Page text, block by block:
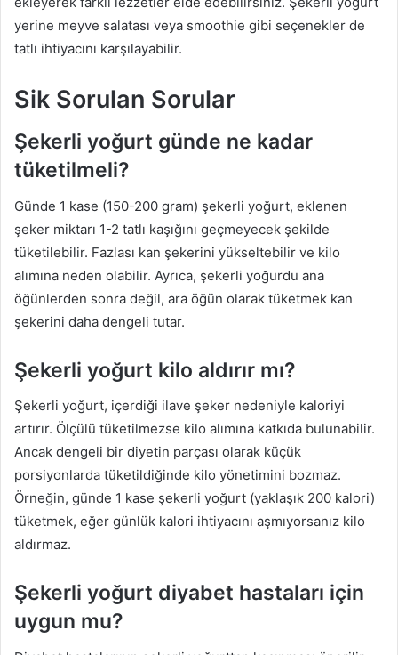
yerine meyve salatası veya smoothie gibi seçenekler de
tatlı ihtiyacını karşılayabilir.
Sik Sorulan Sorular
Şekerli yoğurt günde ne kadar
tüketilmeli?
Günde 1 kase (150-200 gram) şekerli yoğurt, eklenen
şeker miktarı 1-2 tatlı kaşığını geçmeyecek şekilde
tüketilebilir. Fazlası kan şekerini yükseltebilir ve kilo
alımına neden olabilir. Ayrıca, şekerli yoğurdu ana
öğünlerden sonra değil, ara öğün olarak tüketmek kan
şekerini daha dengeli tutar.
Şekerli yoğurt kilo aldırır mı?
Şekerli yoğurt, içerdiği ilave şeker nedeniyle kaloriyi
artırır. Ölçülü tüketilmezse kilo alımına katkıda bulunabilir.
Ancak dengeli bir diyetin parçası olarak küçük
porsiyonlarda tüketildiğinde kilo yönetimini bozmaz.
Örneğin, günde 1 kase şekerli yoğurt (yaklaşık 200 kalori)
tüketmek, eğer günlük kalori ihtiyacını aşmıyorsanız kilo
aldırmaz.
Şekerli yoğurt diyabet hastaları için
uygun mu?